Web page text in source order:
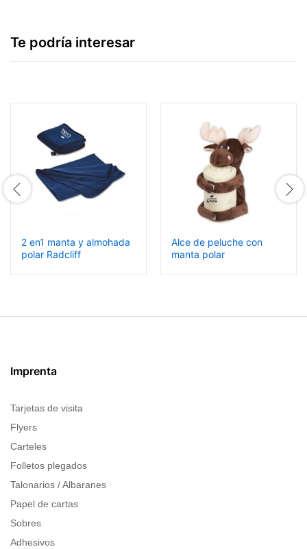
Te podría interesar
2 en1 manta y almohada
polar Radcliff
Alce de peluche con
manta polar
Imprenta
Tarjetas de visita
Flyers
Carteles
Folletos plegados
Talonarios / Albaranes
Papel de cartas
Sobres
Adhesivos